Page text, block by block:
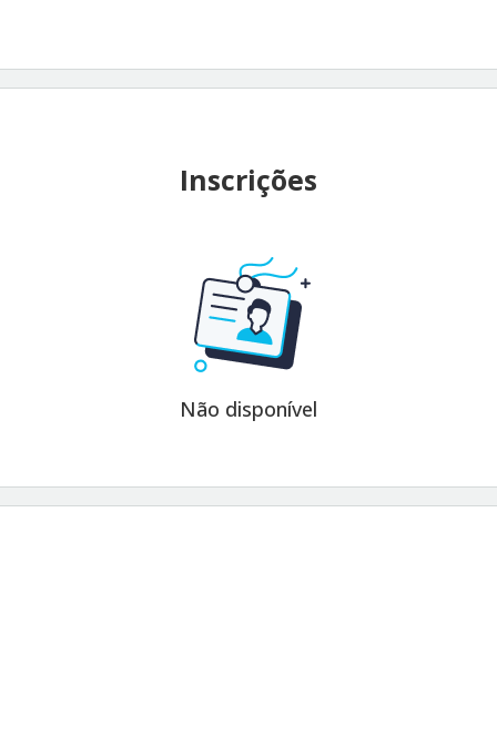
Inscrições
Não disponível